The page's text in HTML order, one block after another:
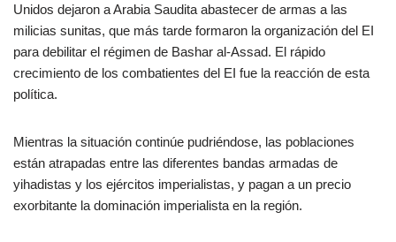
Unidos dejaron a Arabia Saudita abastecer de armas a las
milicias sunitas, que más tarde formaron la organización del EI
para debilitar el régimen de Bashar al-Assad. El rápido
crecimiento de los combatientes del EI fue la reacción de esta
política.
Mientras la situación continúe pudriéndose, las poblaciones
están atrapadas entre las diferentes bandas armadas de
yihadistas y los ejércitos imperialistas, y pagan a un precio
exorbitante la dominación imperialista en la región.